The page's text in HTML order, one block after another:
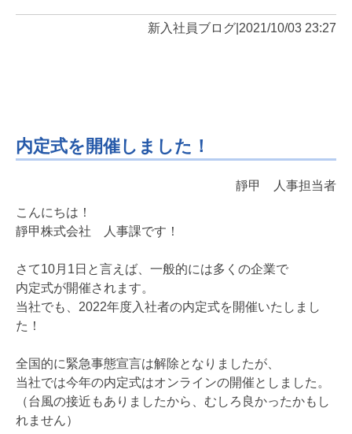
新入社員ブログ 2021/10/03 23:27
内定式を開催しました！
靜甲 人事担当者
こんにちは！
靜甲株式会社 人事課です！
さて10月1日と言えば、一般的には多くの企業で
内定式が開催されます。
当社でも、2022年度入社者の内定式を開催いたしまし
た！
全国的に緊急事態宣言は解除となりましたが、
当社では今年の内定式はオンラインの開催としました。
（台風の接近もありましたから、むしろ良かったかもし
れません）